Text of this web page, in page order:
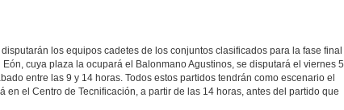
los equipos cadetes de los conjuntos clasificados para la fase final
cuya plaza la ocupará el Balonmano Agustinos, se disputará el viernes 5
entre las 9 y 14 horas. Todos estos partidos tendrán como escenario el
en el Centro de Tecnificación, a partir de las 14 horas, antes del partido que